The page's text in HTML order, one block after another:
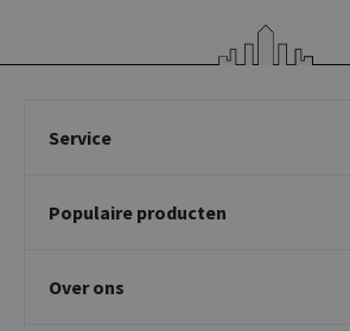
Service
Betalen & annuleren
Klachtafhandeling
Populaire producten
Draaibare eetkamerstoelen
Over ons